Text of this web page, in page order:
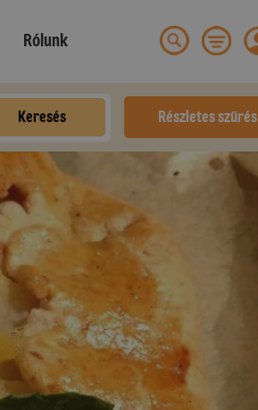
Rólunk
Keresés Részletes szűrés